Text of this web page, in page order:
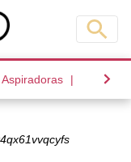
Aspiradoras (current)